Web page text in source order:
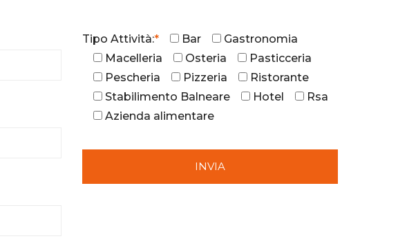
Tipo Attività:* Bar
Gastronomia
Macelleria
Osteria
Pasticceria
Pescheria
Pizzeria
Ristorante
Stabilimento Balneare
Hotel
Rsa
Azienda alimentare